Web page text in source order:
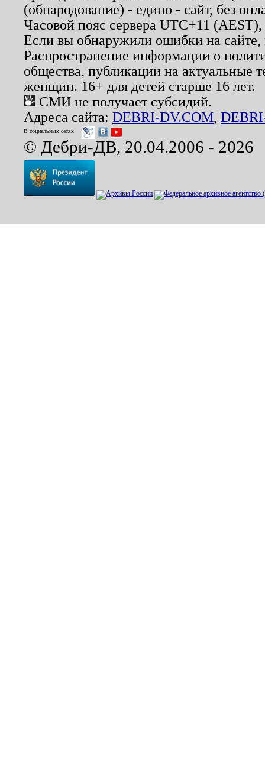
(обнародование) - едино - сайт, без
Часовой пояс сервера UTC+11
Если вы обнаружили ошибки на
Распространение информации о
общества, публикации на актуальные
женщин. 16+ для детей старше 16 лет.
СМИ не получает субсидий.
Адреса сайта: DEBRI-DV.COM,
В социальных сетях:
© Дебри-ДВ, 20.04.2006 - 2026